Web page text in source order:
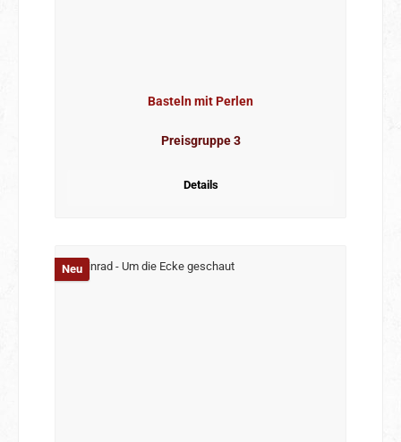
Basteln mit Perlen
Preisgruppe 3
Details
Neu